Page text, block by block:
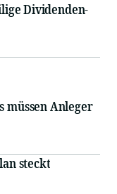
Dividenden-
müssen Anleger
steckt